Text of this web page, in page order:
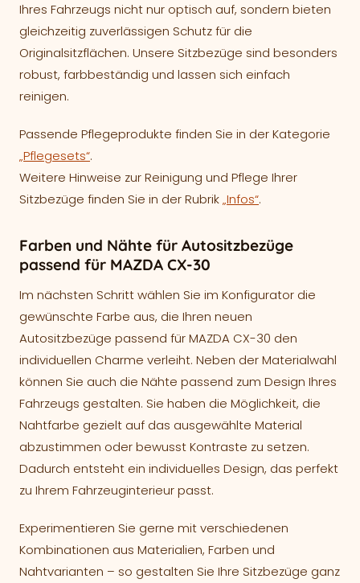
Ihres Fahrzeugs nicht nur optisch auf, sondern bieten
gleichzeitig zuverlässigen Schutz für die
Originalsitzflächen. Unsere Sitzbezüge sind besonders
robust, farbbeständig und lassen sich einfach
reinigen.
Passende Pflegeprodukte finden Sie in der Kategorie
„Pflegesets“.
Weitere Hinweise zur Reinigung und Pflege Ihrer
Sitzbezüge finden Sie in der Rubrik„Infos“.
Farben und Nähte für Autositzbezüge
passend für MAZDA CX-30
Im nächsten Schritt wählen Sie im Konfigurator die
gewünschte Farbe aus, die Ihren neuen
Autositzbezüge passend für MAZDA CX-30 den
individuellen Charme verleiht. Neben der Materialwahl
können Sie auch die Nähte passend zum Design Ihres
Fahrzeugs gestalten. Sie haben die Möglichkeit, die
Nahtfarbe gezielt auf das ausgewählte Material
abzustimmen oder bewusst Kontraste zu setzen.
Dadurch entsteht ein individuelles Design, das perfekt
zu Ihrem Fahrzeuginterieur passt.
Experimentieren Sie gerne mit verschiedenen
Kombinationen aus Materialien, Farben und
Nahtvarianten – so gestalten Sie Ihre Sitzbezüge ganz